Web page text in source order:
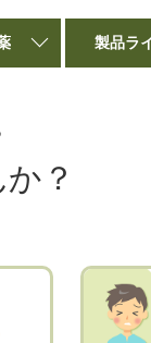
製品ラ
？